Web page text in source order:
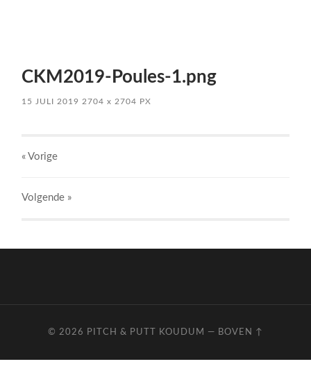
CKM2019-Poules-1.png
15 JULI 2019 2704x 2704 PX
« Vorige
Volgende »
© 2026 PITCH & PUTT KOUDUM — BOVEN ↑